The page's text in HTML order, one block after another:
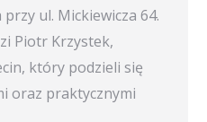
ul. Mickiewicza 64.
Piotr Krzystek,
który podzieli się
oraz praktycznymi